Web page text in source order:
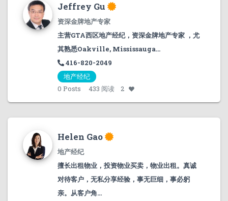
Jeffrey Gu
资深金牌地产专家
主营GTA西区地产经纪，资深金牌地产专家 ，尤
其熟悉Oakville, Mississauga...
416-820-2049
地产经纪
0 Posts 433 阅读 2
Helen Gao
地产经纪
擅长出租物业，投资物业买卖，物业出租。真诚
对待客户，无私分享经验，事无巨细，事必躬
亲。从客户角...